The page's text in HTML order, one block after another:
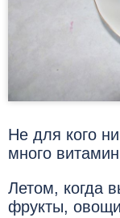
Не для кого
много
Летом, когда
фрукты,